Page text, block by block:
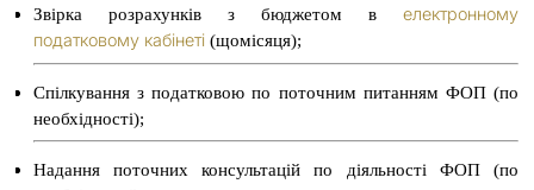
Звірка розрахунків з бюджетом в електронному
податковому кабінеті (щомісяця);
Спілкування з податковою по поточним питанням ФОП (по
необхідності);
Надання поточних консультацій по діяльності ФОП (по